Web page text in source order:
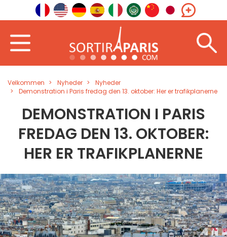
Velkommen Nyheder
Nyheder
Demonstration i Paris fredag den 13. oktober: Her er trafikplanerne
DEMONSTRATION I PARIS
FREDAG DEN 13. OKTOBER:
HER ER TRAFIKPLANERNE